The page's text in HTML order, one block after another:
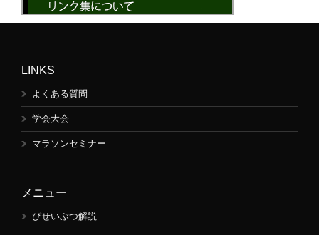
LINKS
よくある質問
学会大会
マラソンセミナー
メニュー
びせいぶつ解説